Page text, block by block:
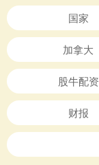
国家
加拿大
股牛配资
财报